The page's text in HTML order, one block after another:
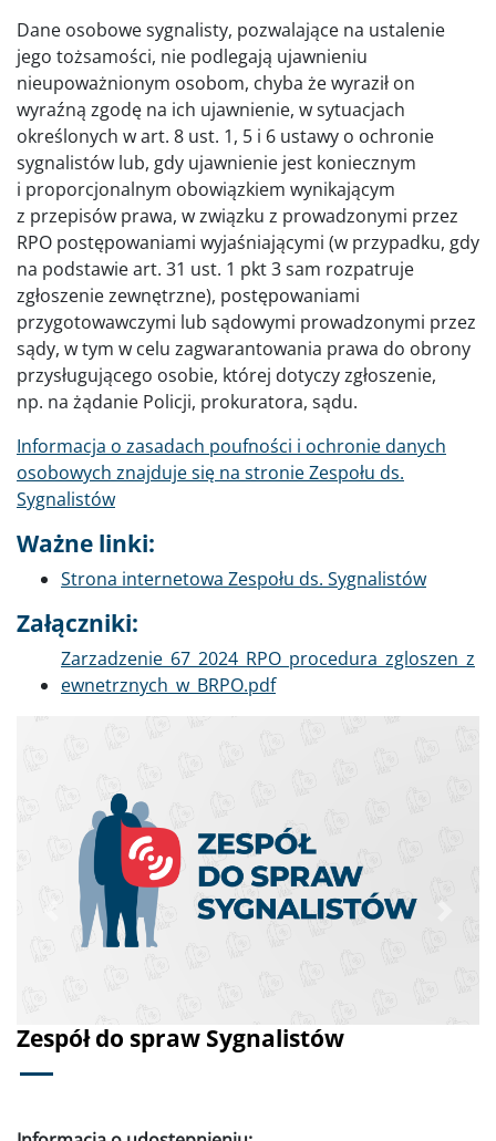
Dane osobowe sygnalisty, pozwalające na ustalenie
jego tożsamości, nie podlegają ujawnieniu
nieupoważnionym osobom, chyba że wyraził on
wyraźną zgodę na ich ujawnienie, w sytuacjach
określonych w art. 8 ust. 1, 5 i 6 ustawy o ochronie
sygnalistów lub, gdy ujawnienie jest koniecznym
i proporcjonalnym obowiązkiem wynikającym
z przepisów prawa, w związku z prowadzonymi przez
RPO postępowaniami wyjaśniającymi (w przypadku, gdy
na podstawie art. 31 ust. 1 pkt 3 sam rozpatruje
zgłoszenie zewnętrzne), postępowaniami
przygotowawczymi lub sądowymi prowadzonymi przez
sądy, w tym w celu zagwarantowania prawa do obrony
przysługującego osobie, której dotyczy zgłoszenie,
np. na żądanie Policji, prokuratora, sądu.
Informacja o zasadach poufności i ochronie danych
osobowych znajduje się na stronie Zespołu ds.
Sygnalistów
Ważne linki:
Strona internetowa Zespołu ds. Sygnalistów
Załączniki:
Dokument
Zarzadzenie_67_2024_RPO_procedura_zgloszen_z
ewnetrznych_w_BRPO.pdf
Zespół do spraw Sygnalistów
Poprzednie